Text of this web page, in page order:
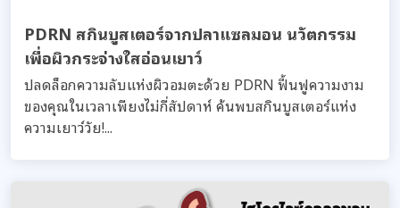
PDRN สกินบูสเตอร์จากปลาแซลมอน นวัตกรรม
เพื่อผิวกระจ่างใสอ่อนเยาว์
ปลดล็อกความลับแห่งผิวอมตะด้วย PDRN ฟื้นฟูความงาม
ของคุณในเวลาเพียงไม่กี่สัปดาห์ ค้นพบสกินบูสเตอร์แห่ง
ความเยาว์วัย!...